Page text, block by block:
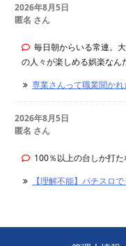
2026年8月5日
匿名 さん
毎日朝からいる常連。
の人々が楽しめる娯楽なん
専業さんって職業聞か
2026年8月5日
匿名 さん
100％以上の台しか打
【理解不能】パチスロ